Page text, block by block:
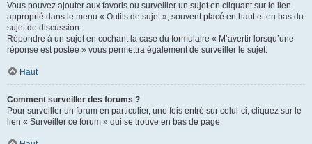
Vous pouvez ajouter aux favoris ou surveiller un sujet en cliquant sur le lien
approprié dans le menu « Outils de sujet », souvent placé en haut et en bas du
sujet de discussion.
Répondre à un sujet en cochant la case du formulaire « M’avertir lorsqu’une
réponse est postée » vous permettra également de surveiller le sujet.
Haut
Comment surveiller des forums ?
Pour surveiller un forum en particulier, une fois entré sur celui-ci, cliquez sur le
lien « Surveiller ce forum » qui se trouve en bas de page.